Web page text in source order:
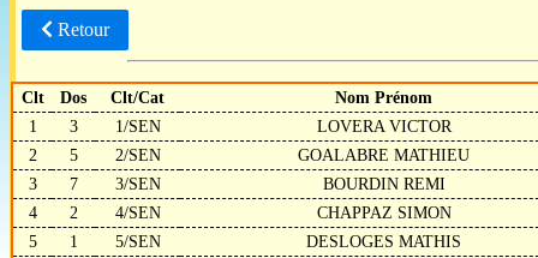
Retour
Clt Dos Clt/Cat
Nom Prénom
1
3 1/SEN
LOVERA VICTOR
2
5 2/SEN
GOALABRE MATHIEU
3
7 3/SEN
BOURDIN REMI
4
2 4/SEN
CHAPPAZ SIMON
5
1 5/SEN
DESLOGES MATHIS